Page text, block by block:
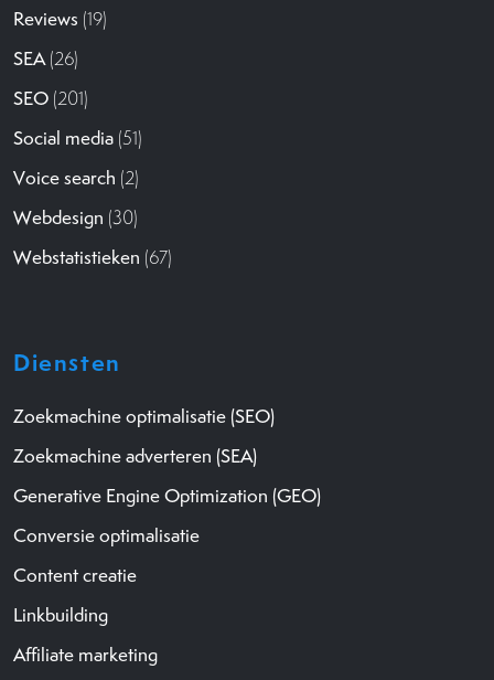
Reviews (19)
SEA(26)
SEO (201)
Social media (51)
Voice search (2)
Webdesign (30)
Webstatistieken (67)
Diensten
Zoekmachine optimalisatie (SEO)
Zoekmachine adverteren (SEA)
Generative Engine Optimization (GEO)
Conversie optimalisatie
Content creatie
Linkbuilding
Affiliate marketing